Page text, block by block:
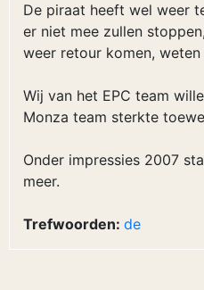
De piraat heeft wel weer
er niet mee zullen
weer retour komen,
Wij van het EPC team
Monza team sterkte
Onder impressies 2007
meer.
Trefwoorden: de